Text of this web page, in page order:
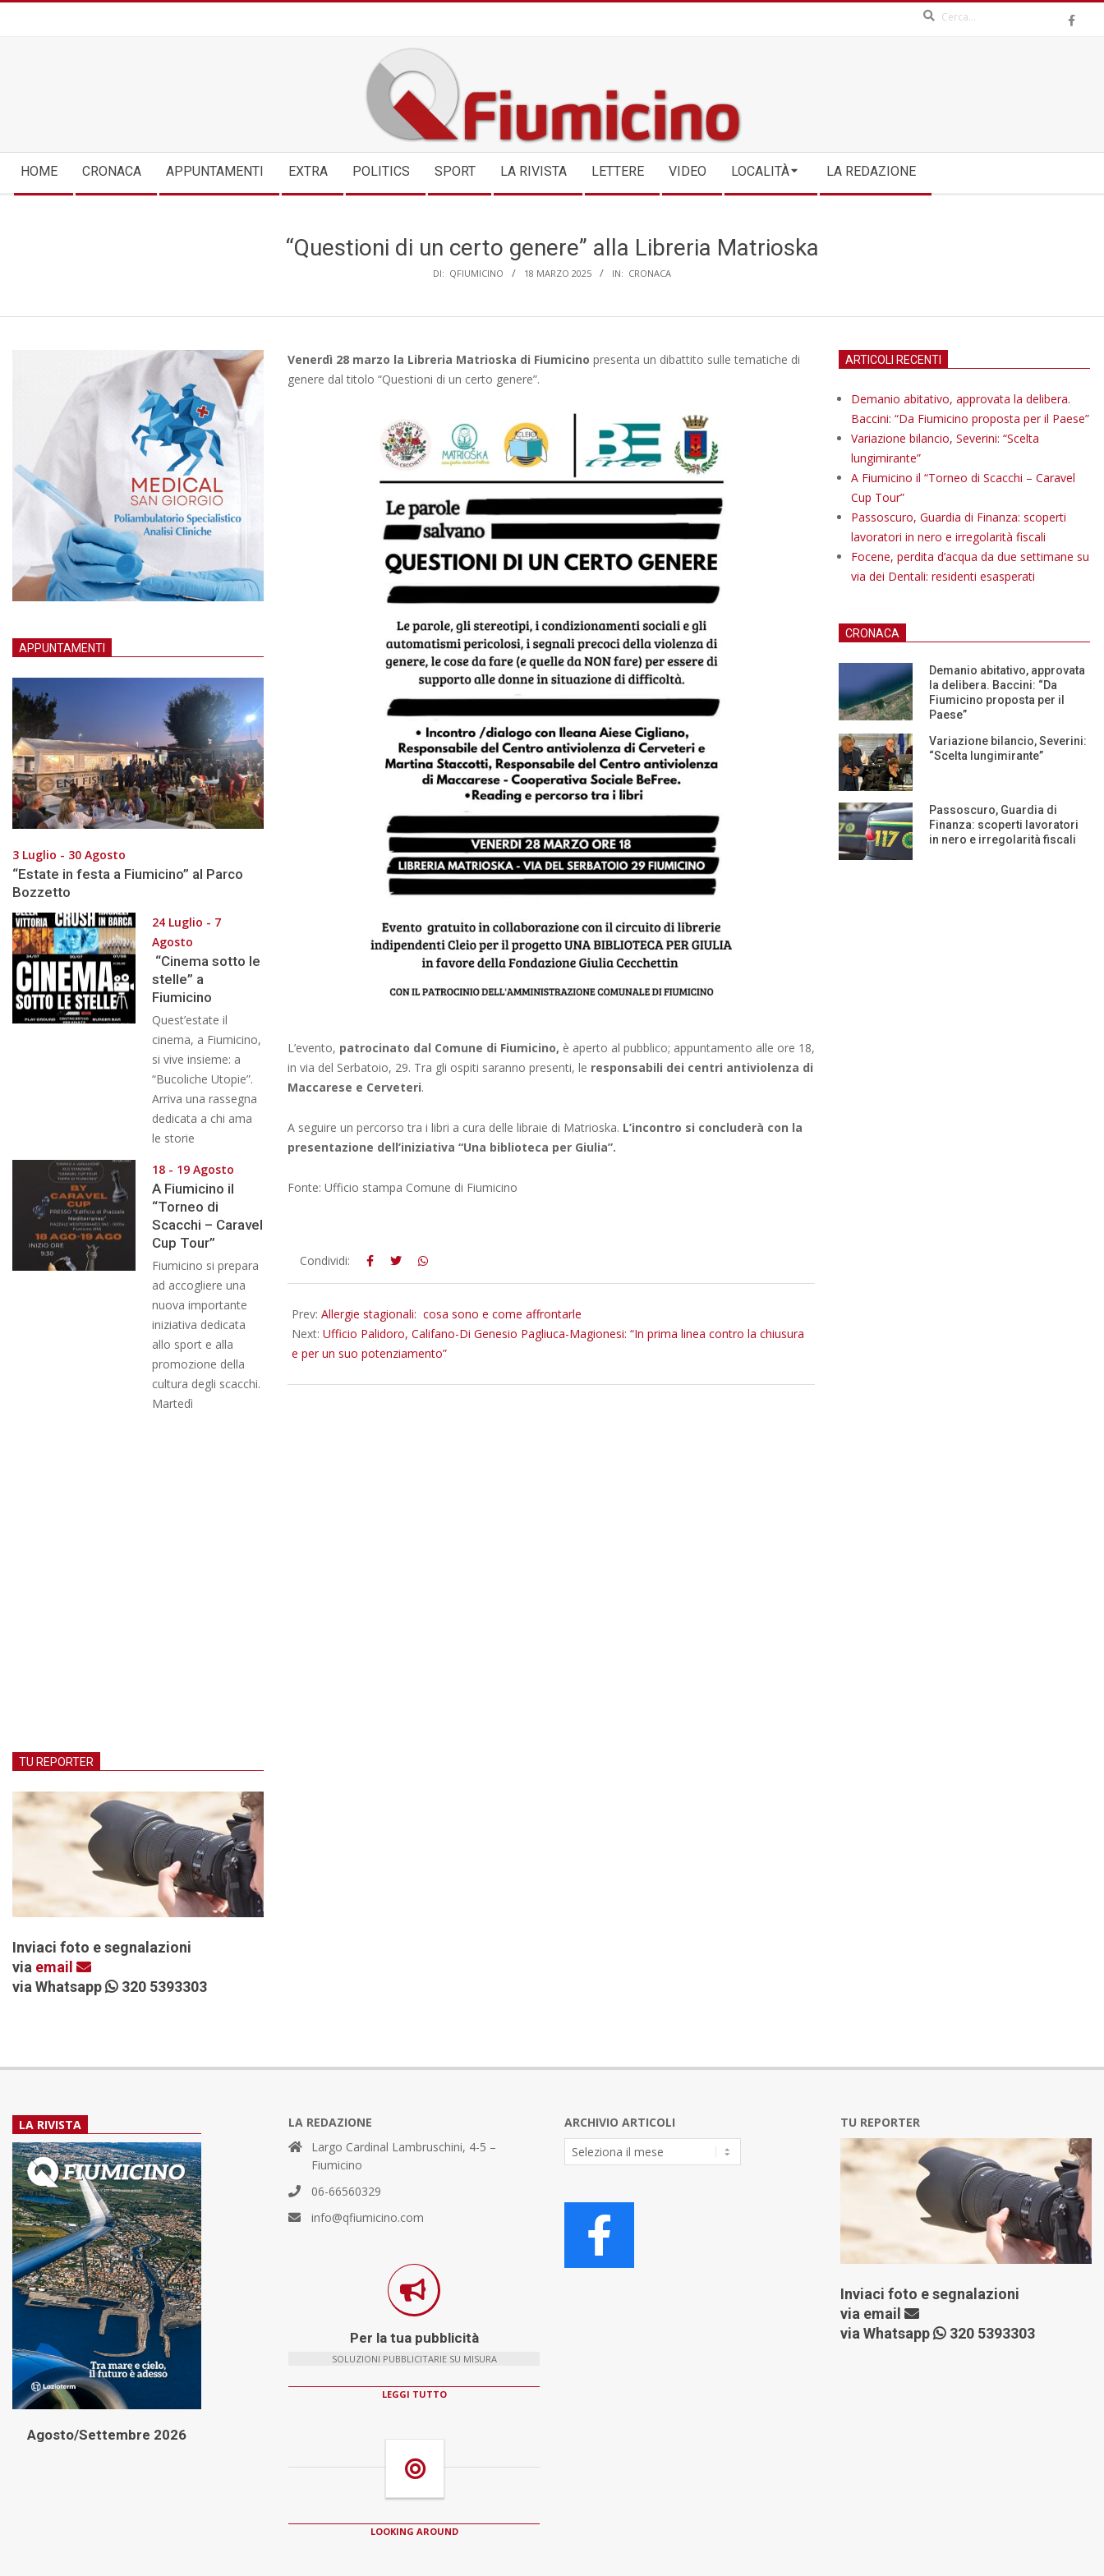
QFIUMICINO.COM
Navigation
Menu
HOME CRONACA APPUNTAMENTI EXTRA POLITICS SPORT LA RIVISTA LETTERE VIDEO LOCALITÀ LA REDAZIONE
“Questioni di un certo genere” alla Libreria Matrioska
DI: QFIUMICINO 18 MARZO 2025 IN: CRONACA
Venerdì 28 marzo la Libreria Matrioska di Fiumicino presenta un dibattito sulle tematiche di
genere dal titolo “Questioni di un certo genere”.
L’evento, patrocinato dal Comune di Fiumicino, è aperto al pubblico; appuntamento alle ore 18,
in via del Serbatoio, 29. Tra gli ospiti saranno presenti, le responsabili dei centri antiviolenza di
Maccarese e Cerveteri.
A seguire un percorso tra i libri a cura delle libraie di Matrioska. L’incontro si concluderà con la
presentazione dell’iniziativa “Una biblioteca per Giulia”.
Fonte: Ufficio stampa Comune di Fiumicino
2025-
03-
Condividi:
Prev: Allergie stagionali: cosa sono e come affrontarle
Next: Ufficio Palidoro, Califano-Di Genesio Pagliuca-Magionesi: “In prima linea contro la chiusura
e per un suo potenziamento”
APPUNTAMENTI
3 Luglio - 30 Agosto
“Estate in festa a Fiumicino” al Parco
Bozzetto
24 Luglio - 7
Agosto
“Cinema sotto le
stelle” a
Fiumicino
Quest’estate il
cinema, a Fiumicino,
si vive insieme: a
“Bucoliche Utopie”.
Arriva una rassegna
dedicata a chi ama
le storie
18 - 19 Agosto
A Fiumicino il
“Torneo di
Scacchi – Caravel
Cup Tour”
Fiumicino si prepara
ad accogliere una
nuova importante
iniziativa dedicata
allo sport e alla
promozione della
cultura degli scacchi.
Martedì
TU REPORTER
Inviaci foto e segnalazioni
via email
via Whatsapp
320 5393303
ARTICOLI RECENTI
Demanio abitativo, approvata la delibera.
Baccini: “Da Fiumicino proposta per il Paese”
Variazione bilancio, Severini: “Scelta
lungimirante”
A Fiumicino il “Torneo di Scacchi – Caravel
Cup Tour”
Passoscuro, Guardia di Finanza: scoperti
lavoratori in nero e irregolarità fiscali
Focene, perdita d’acqua da due settimane su
via dei Dentali: residenti esasperati
CRONACA
Demanio abitativo, approvata
la delibera. Baccini: “Da
Fiumicino proposta per il
Paese”
Variazione bilancio, Severini:
“Scelta lungimirante”
Passoscuro, Guardia di
Finanza: scoperti lavoratori
in nero e irregolarità fiscali
LA RIVISTA
Agosto/Settembre 2026
LA REDAZIONE
Largo Cardinal Lambruschini, 4-5 –
Fiumicino
06-66560329
info@qfiumicino.com
Per la tua pubblicità
SOLUZIONI PUBBLICITARIE SU MISURA
LEGGI TUTTO
LOOKING AROUND
ARCHIVIO ARTICOLI
Archivio
Articoli
TU REPORTER
Inviaci foto e segnalazioni
via email
via Whatsapp
320 5393303